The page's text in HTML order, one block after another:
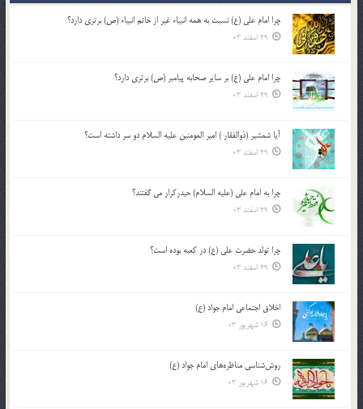
چرا امام علی (ع) نسبت به همه انبیاء غیر از خاتم انبیاء (ص) برتری دارد؟
29 اسفند 03
چرا امام علی (ع) بر سایر صحابه پیامبر (ص) برتری دارد؟
29 اسفند 03
آیا شمشیر (ذوالفقار ) امیر المومنین علیه السلام دو سر داشته است؟
29 اسفند 03
چرا به امام علی (علیه السلام) حیدرکرار می گفتند؟
29 اسفند 03
چرا تولد حضرت علی (ع) در کعبه بوده است؟
29 اسفند 03
اخلاق اجتماعی امام جواد (ع)
16 شهریور 03
روش‌شناسی مناظره‌های امام جواد (ع)
16 شهریور 03